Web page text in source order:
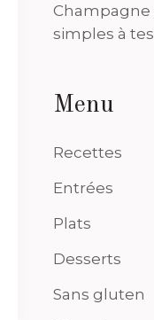
Champagne
simples à
Menu
Recettes
Entrées
Plats
Desserts
Sans gluten